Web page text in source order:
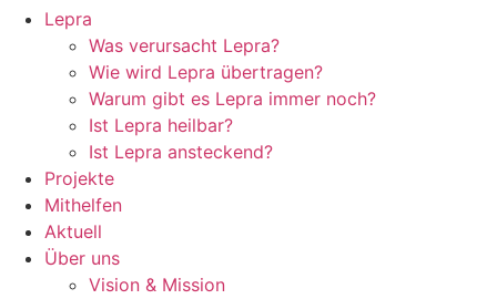
Lepra
Was verursacht Lepra?
Wie wird Lepra übertragen?
Warum gibt es Lepra immer noch?
Ist Lepra heilbar?
Ist Lepra ansteckend?
Projekte
Mithelfen
Aktuell
Über uns
Vision & Mission